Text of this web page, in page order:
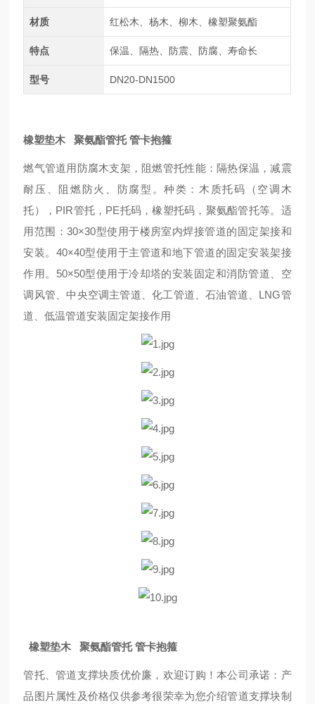
材质 红松木、杨木、柳木、橡塑聚氨酯
特点 保温、隔热、防震、防腐、寿命长
型号 DN20-DN1500
橡塑垫木 聚氨酯管托 管卡抱箍
燃气管道用防腐木支架，阻燃管托性能：隔热保温，减震
耐压、阻燃防火、防腐型。种类：木质托码（空调木
托），PIR管托，PE托码，橡塑托码，聚氨酯管托等。适
用范围：30×30型使用于楼房室内焊接管道的固定架接和
安装。40×40型使用于主管道和地下管道的固定安装架接
作用。50×50型使用于冷却塔的安装固定和消防管道、空
调风管、中央空调主管道、化工管道、石油管道、LNG管
道、低温管道安装固定架接作用
橡塑垫木 聚氨酯管托 管卡抱箍
管托、管道支撑块质优价廉，欢迎订购！本公司承诺：产
品图片属性及价格仅供参考很荣幸为您介绍管道支撑块制